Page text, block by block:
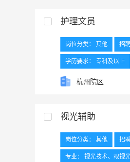
护理文员
岗位分类： 其他 招
学历要求： 专科及以上
其他要求： 具有护士资
杭州院区
视光辅助
岗位分类： 其他 招
专业： 视光技术、眼视